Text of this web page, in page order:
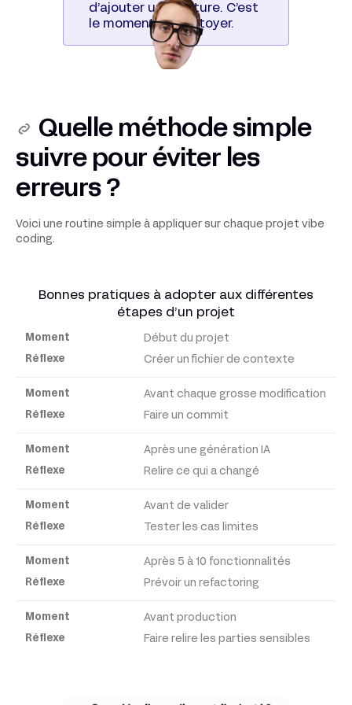
d’ajouter une feature. C’est
le moment de nettoyer.
Quelle méthode simple
suivre pour éviter les
erreurs ?
Voici une routine simple à appliquer sur chaque projet vibe
coding.
Bonnes pratiques à adopter aux différentes
étapes d’un projet
Moment
Réflexe
Début du projet
Créer un fichier de contexte
Avant chaque grosse modification
Faire un commit
Après une génération IA
Relire ce qui a changé
Avant de valider
Tester les cas limites
Après 5 à 10 fonctionnalités
Prévoir un refactoring
Avant production
Faire relire les parties sensibles